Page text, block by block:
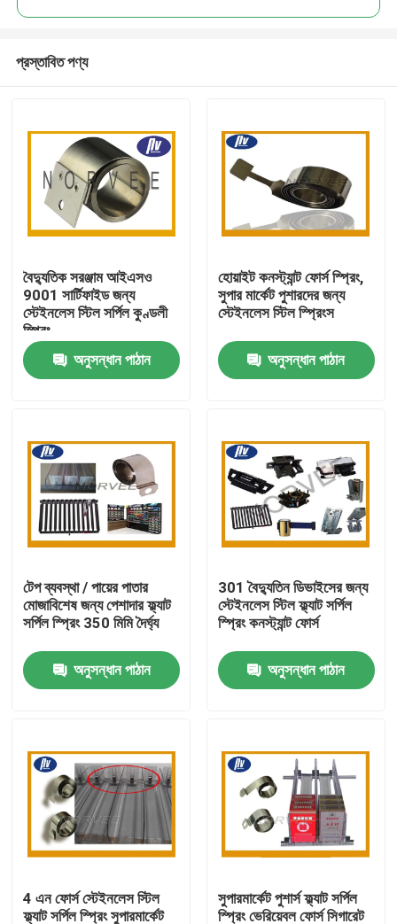
পণ্য
আমাদের সম্পর্কে
কারখানা ভ্রমণ
মান নিয়ন্ত্রণ
যোগাযোগ করুন
ইস্পাত সর্পিল স্প্রিং
ফ্ল্যাট সর্পিল স্প্রিং
টর্জন সর্পিল স্প্রিং
প্রস্তাবিত পণ্য
বৈদ্যুতিক সরঞ্জাম আইএসও
9001 সার্টিফাইড জন্য
স্টেইনলেস স্টিল সর্পিল কুণ্ডলী
স্প্রিং
অনুসন্ধান পাঠান
হোয়াইট কনস্ট্যান্ট ফোর্স স্প্রিং,
সুপার মার্কেট পুশারদের জন্য
স্টেইনলেস স্টিল স্প্রিংস
অনুসন্ধান পাঠান
টেপ ব্যবস্থা / পায়ের পাতার
মোজাবিশেষ জন্য পেশাদার ফ্ল্যাট
সর্পিল স্প্রিং 350 মিমি দৈর্ঘ্য
অনুসন্ধান পাঠান
301 বৈদ্যুতিন ডিভাইসের জন্য
স্টেইনলেস স্টিল ফ্ল্যাট সর্পিল
স্প্রিং কনস্ট্যান্ট ফোর্স
অনুসন্ধান পাঠান
4 এন ফোর্স স্টেইনলেস স্টিল
ফ্ল্যাট সর্পিল স্প্রিং সুপারমার্কেট
সুপারমার্কেট পুশার্স ফ্ল্যাট সর্পিল
স্প্রিং ভেরিয়েবল ফোর্স সিগারেট